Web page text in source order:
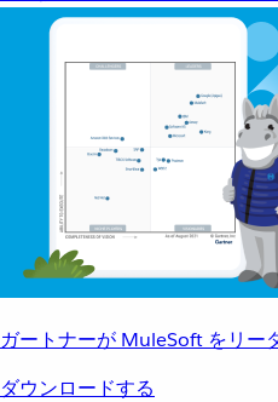
ガートナーが MuleSoft をリー
ダウンロードする